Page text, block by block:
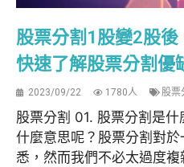
股票分割1股變2股後
快速了解股票分割優
2023/09/22 1780人 股票
股票分割 01. 股票分割是
什麼意思呢？股票分割對
悉，然而我們不必太過度